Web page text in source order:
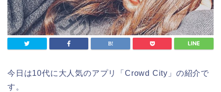
今日は10代に大人気のアプリ「Crowd City」の紹介で
す。